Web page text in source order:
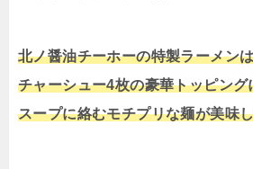
北ノ醤油チーホーの特製ラーメン
チャーシュー4枚の豪華トッピン
スープに絡むモチプリな麺が美味